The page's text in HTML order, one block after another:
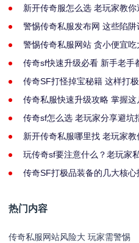
新开传奇服怎么选 老玩家教你
警惕传奇私服发布网 这些陷
警惕传奇私服网站 贪小便宜吃
传奇sf快速升级必看 新手老手
传奇SF打怪掉宝秘籍 这样打
传奇私服快速升级攻略 掌握
传奇sf怎么选 老玩家分享避坑
新开传奇私服哪里找 老玩家教
玩传奇sf要注意什么？老玩家
传奇SF打极品装备的几大核心
热门内容
传奇私服网站风险大 玩家需警惕